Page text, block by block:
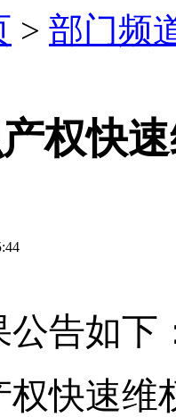
> 部门频
权快
公告如下
快速维